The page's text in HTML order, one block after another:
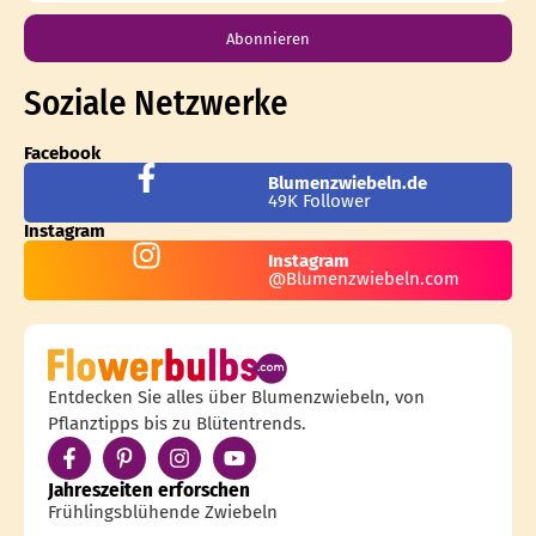
Abonnieren
Soziale Netzwerke
Facebook
Blumenzwiebeln.de
49K Follower
Instagram
Instagram
@Blumenzwiebeln.com
Entdecken Sie alles über Blumenzwiebeln, von
Pflanztipps bis zu Blütentrends.
Jahreszeiten erforschen
Frühlingsblühende Zwiebeln